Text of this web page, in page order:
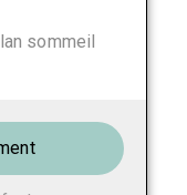
sommeil